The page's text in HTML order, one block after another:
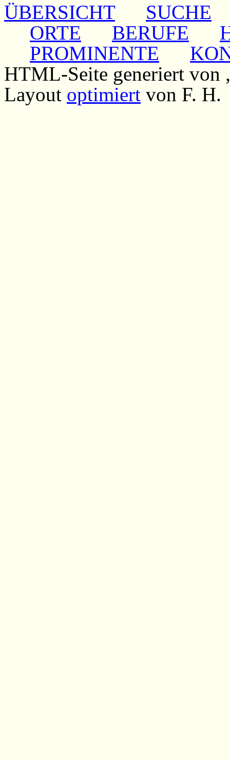
ÜBERSICHT
SUCHE
ORTE
BERUFE
PROMINENTE
HTML-Seite generiert von
Layout optimiert von F. H.